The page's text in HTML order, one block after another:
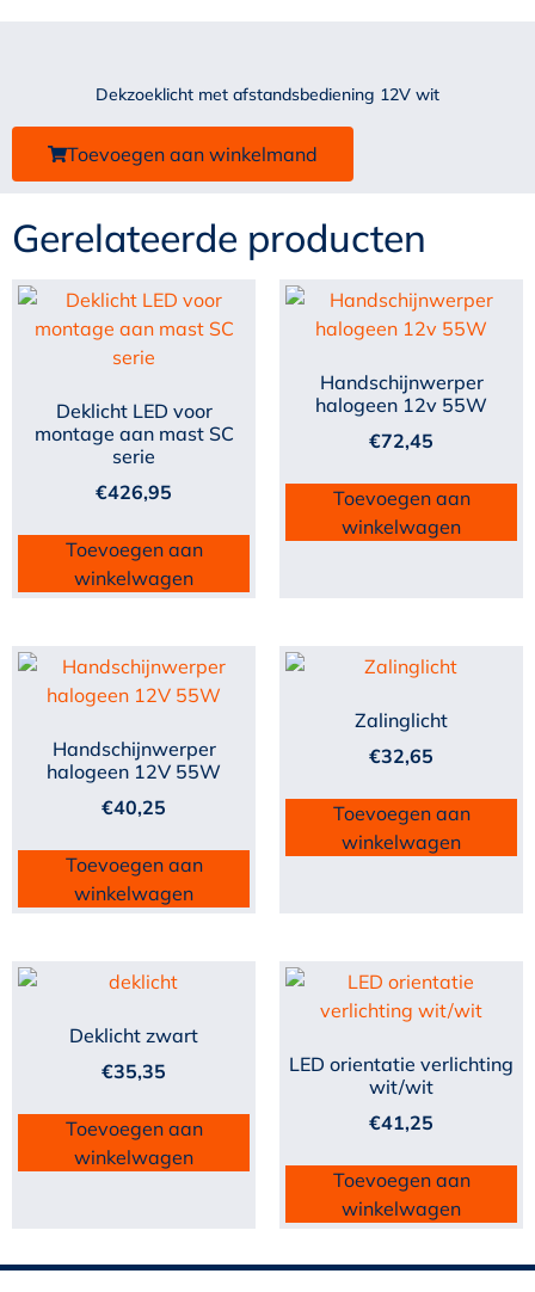
Dekzoeklicht met afstandsbediening 12V wit
Toevoegen aan winkelmand
Gerelateerde producten
Deklicht LED voor
montage aan mast SC
serie
€426,95
Toevoegen aan
winkelwagen
Handschijnwerper
halogeen 12v 55W
€72,45
Toevoegen aan
winkelwagen
Handschijnwerper
halogeen 12V 55W
€40,25
Toevoegen aan
winkelwagen
Zalinglicht
€32,65
Toevoegen aan
winkelwagen
Deklicht zwart
€35,35
Toevoegen aan
winkelwagen
LED orientatie verlichting
wit/wit
€41,25
Toevoegen aan
winkelwagen